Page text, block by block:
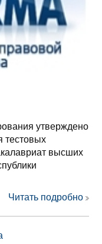
утверждено
тестовых
высших
Читать подробно